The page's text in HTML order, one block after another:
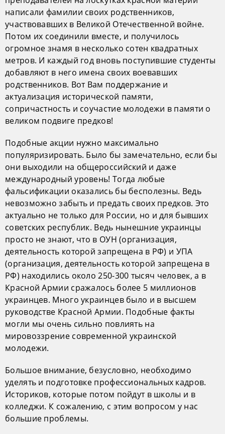
написали фамилии своих родственников,
участвовавших в Великой Отечественной войне.
Потом их соединили вместе, и получилось
огромное знамя в несколько сотен квадратных
метров. И каждый год вновь поступившие студенты
добавляют в него имена своих воевавших
родственников. Вот Вам поддержание и
актуализация исторической памяти,
сопричастность и соучастие молодежи в памяти о
великом подвиге предков!
Подобные акции нужно максимально
популяризировать. Было бы замечательно, если бы
они выходили на общероссийский и даже
международный уровень! Тогда любые
фальсификации оказались бы бесполезны. Ведь
невозможно забыть и предать своих предков. Это
актуально не только для России, но и для бывших
советских республик. Ведь нынешние украинцы
просто не знают, что в ОУН (организация,
деятельность которой запрещена в РФ) и УПА
(организация, деятельность которой запрещена в
РФ) находились около 250-300 тысяч человек, а в
Красной Армии сражалось более 5 миллионов
украинцев. Много украинцев было и в высшем
руководстве Красной Армии. Подобные факты
могли мы очень сильно повлиять на
мировоззрение современной украинской
молодежи.
Большое внимание, безусловно, необходимо
уделять и подготовке профессиональных кадров.
Историков, которые потом пойдут в школы и в
колледжи. К сожалению, с этим вопросом у нас
большие проблемы.